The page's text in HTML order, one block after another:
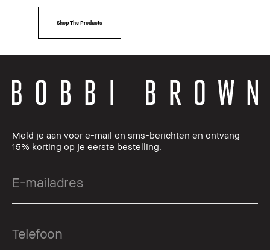
Shop The Products
Meld je aan voor e-mail en sms-berichten en ontvang
15% korting op je eerste bestelling.